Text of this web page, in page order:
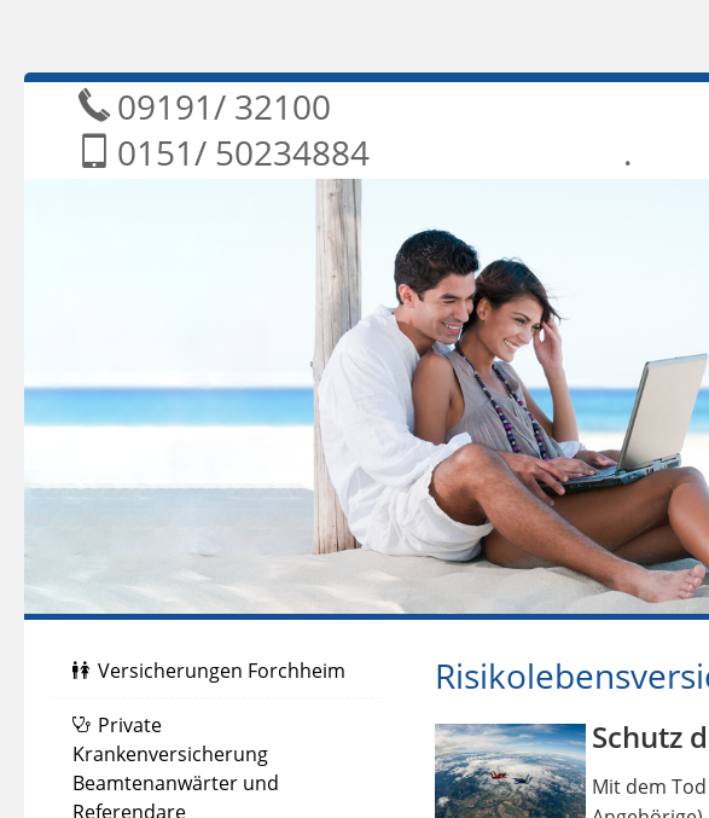
09191/ 32100
0151/ 50234884 .
Versicherungen Forchheim
Private
Krankenversicherung
Beamtenanwärter und
Referendare
Schutz
Mit dem